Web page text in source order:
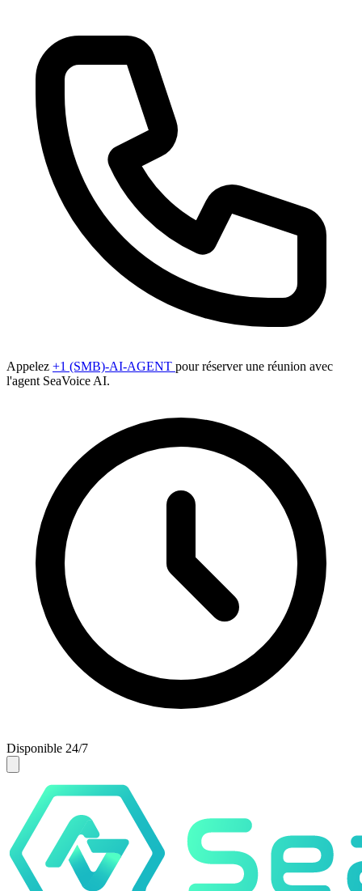
Appelez +1 (SMB)-AI-AGENT pour réserver une réunion avec
l'agent SeaVoice AI.
Disponible 24/7